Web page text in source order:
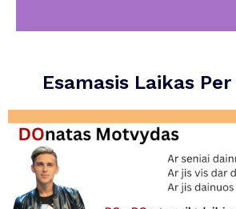
Esamasis Laikas